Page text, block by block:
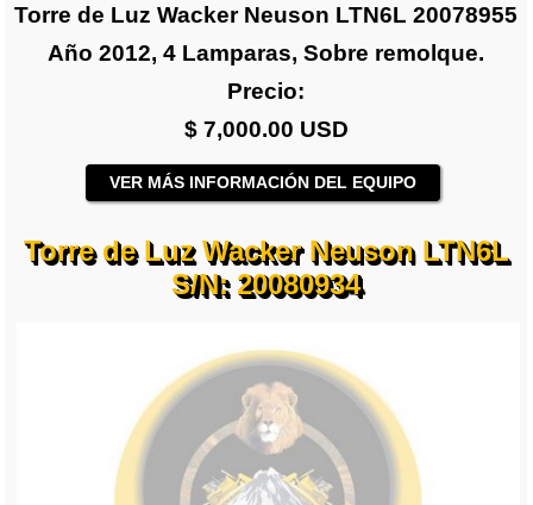
Torre de Luz Wacker Neuson LTN6L 20078955
Año 2012, 4 Lamparas, Sobre remolque.
Precio:
$ 7,000.00 USD
VER MÁS INFORMACIÓN DEL EQUIPO
Torre de Luz Wacker Neuson LTN6L
S/N: 20080934